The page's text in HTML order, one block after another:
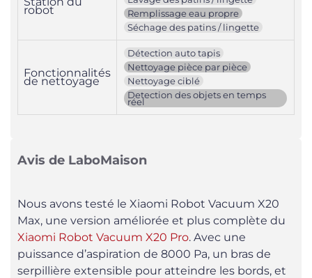
robot
Remplissage eau propre
Séchage des patins / lingette
Fonctionnalités
de nettoyage
Détection auto tapis
Nettoyage pièce par pièce
Nettoyage ciblé
Detection des objets en temps
réel
Avis de LaboMaison
Nous avons testé le Xiaomi Robot Vacuum X20
Max, une version améliorée et plus complète du
Xiaomi Robot Vacuum X20 Pro. Avec une
puissance d’aspiration de 8000 Pa, un bras de
serpillière extensible pour atteindre les bords, et